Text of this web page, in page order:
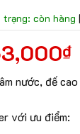
trạng: còn hàng |
₫
nước, đế
với ưu điểm: